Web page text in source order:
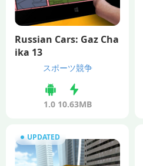
Russian Cars: Gaz Cha
ika 13
スポーツ競争
1.0 10.63MB
UPDATED